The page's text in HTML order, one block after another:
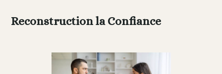
Reconstruction la Confiance